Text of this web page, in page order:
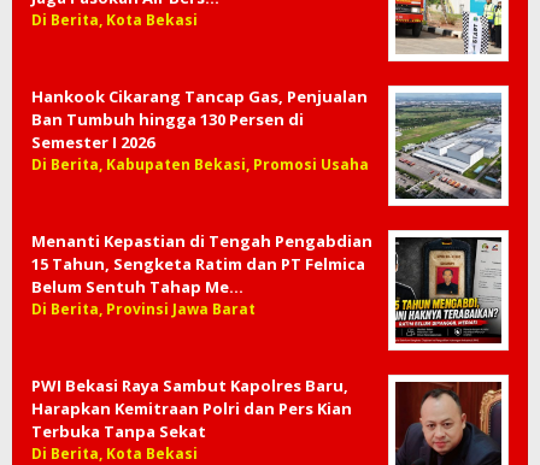
Di Berita, Kota Bekasi
Hankook Cikarang Tancap Gas, Penjualan
Ban Tumbuh hingga 130 Persen di
Semester I 2026
Di Berita, Kabupaten Bekasi, Promosi Usaha
Menanti Kepastian di Tengah Pengabdian
15 Tahun, Sengketa Ratim dan PT Felmica
Belum Sentuh Tahap Me…
Di Berita, Provinsi Jawa Barat
PWI Bekasi Raya Sambut Kapolres Baru,
Harapkan Kemitraan Polri dan Pers Kian
Terbuka Tanpa Sekat
Di Berita, Kota Bekasi